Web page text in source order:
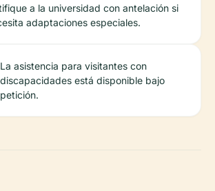
a la universidad con antelación si
adaptaciones especiales.
La asistencia para visitantes con
discapacidades está disponible bajo
petición.